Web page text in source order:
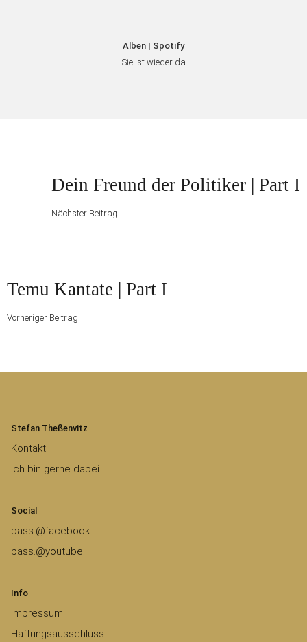
Alben | Spotify
Sie ist wieder da
Nächster
Beitrag
Dein Freund der Politiker | Part I
Nächster Beitrag
Vorheriger
Beitrag
Temu Kantate | Part I
Vorheriger Beitrag
Stefan Theßenvitz
Kontakt
Ich bin gerne dabei
Social
bass.@facebook
bass.@youtube
Info
Impressum
Haftungsausschluss